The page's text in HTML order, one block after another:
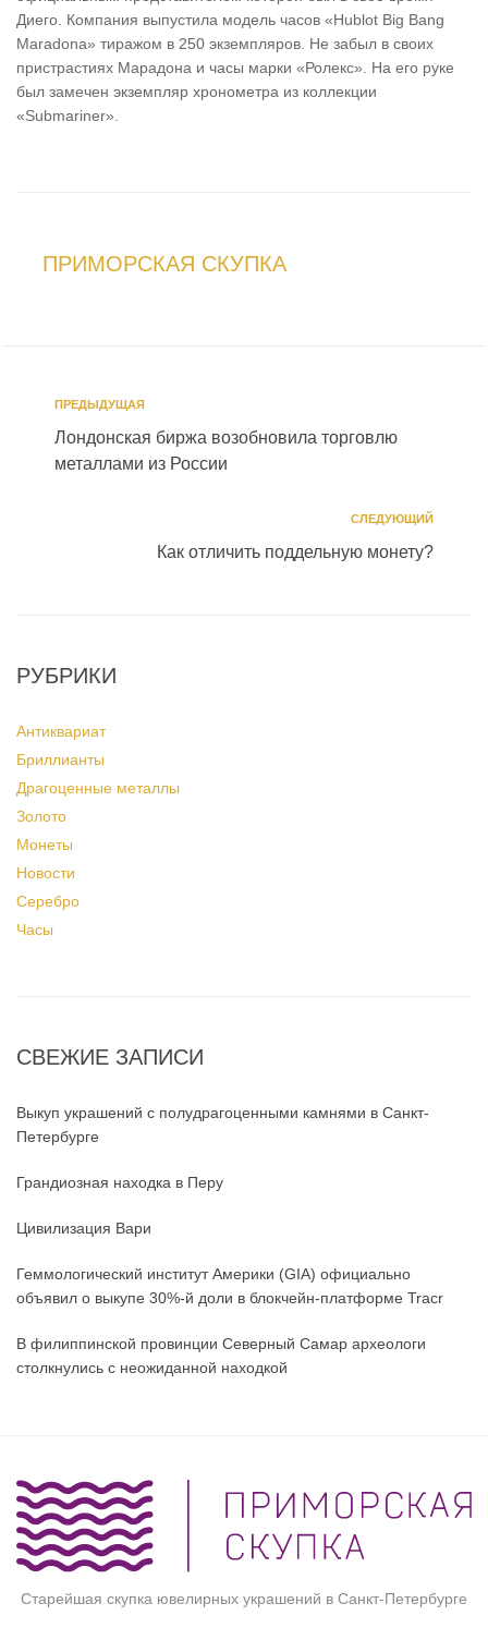
Диего. Компания выпустила модель часов «Hublot Big Bang
Maradona» тиражом в 250 экземпляров. Не забыл в своих
пристрастиях Марадона и часы марки «Ролекс». На его руке
был замечен экземпляр хронометра из коллекции
«Submariner».
ПРИМОРСКАЯ СКУПКА
ПРЕДЫДУЩАЯ
Лондонская биржа возобновила торговлю
металлами из России
СЛЕДУЮЩИЙ
Как отличить поддельную монету?
РУБРИКИ
Антиквариат
Бриллианты
Драгоценные металлы
Золото
Монеты
Новости
Серебро
Часы
СВЕЖИЕ ЗАПИСИ
Выкуп украшений с полудрагоценными камнями в Санкт-
Петербурге
Грандиозная находка в Перу
Цивилизация Вари
Геммологический институт Америки (GIA) официально
объявил о выкупе 30%-й доли в блокчейн-платформе Tracr
В филиппинской провинции Северный Самар археологи
столкнулись с неожиданной находкой
Старейшая скупка ювелирных украшений в Санкт-Петербурге